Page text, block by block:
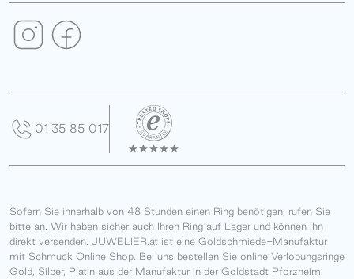
Sofern Sie innerhalb von 48 Stunden einen Ring benötigen, rufen Sie
bitte an. Wir haben sicher auch Ihren Ring auf Lager und können ihn
direkt versenden. JUWELIER.at ist eine Goldschmiede-Manufaktur
mit Schmuck Online Shop. Bei uns bestellen Sie online Verlobungsringe
Gold, Silber, Platin aus der Manufaktur in der Goldstadt Pforzheim.
01 35 85 017